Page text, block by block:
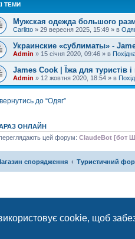
cookie, щоб
ТЕМИ
Мужская одежда большого
Carlitto » 29 вересня 2025, 15:49 » в
Украинские «сублиматы» -
Admin » 15 січня 2020, 09:46 » в
James Cook | Їжа для туристів і
Admin » 12 жовтня 2020, 18:54 » в
до “Одяг”
ОНЛАЙН
цей форум: ClaudeBot [бот
спорядження Туристичний